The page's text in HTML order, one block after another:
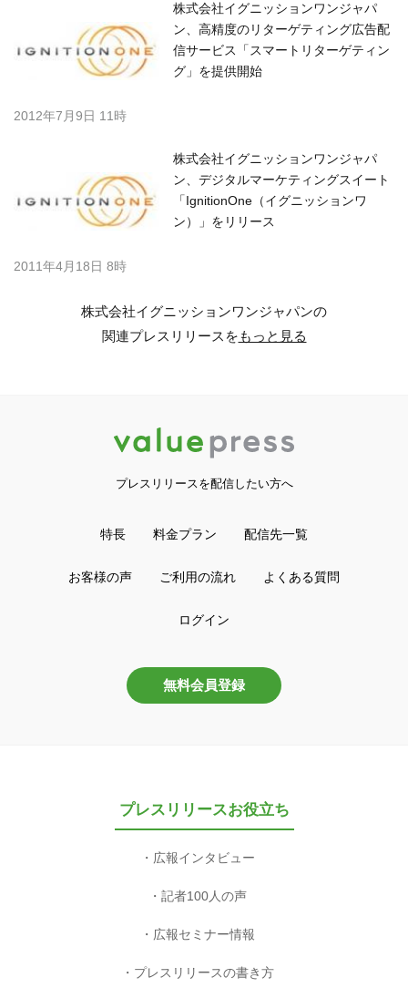
株式会社イグニッションワンジャパ
ン、高精度のリターゲティング広告配
信サービス「スマートリターゲティン
グ」を提供開始
2012年7月9日 11時
株式会社イグニッションワンジャパ
ン、デジタルマーケティングスイート
「IgnitionOne（イグニッションワ
ン）」をリリース
2011年4月18日 8時
株式会社イグニッションワンジャパンの
関連プレスリリースをもっと見る
プレスリリースを配信したい方へ
特長 料金プラン 配信先一覧
お客様の声 ご利用の流れ よくある質問
ログイン
無料会員登録
プレスリリースお役立ち
広報インタビュー
記者100人の声
広報セミナー情報
プレスリリースの書き方